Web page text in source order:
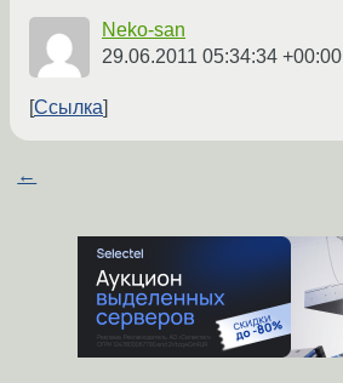
Neko-san
29.06.2011 05:34:34 +00:00
Ссылка
←